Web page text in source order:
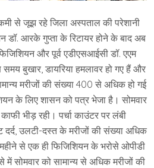
से जूझ रहे जिला अस्पताल की परेशानी
डॉ. आरके गुप्ता के रिटायर होने के बाद अब
और पूर्व एडीएसआईसी डॉ. एएम
बुखार, डायरिया हमलावर हो गए हैं और
मरीजों की संख्या 400 से अधिक हो गई
के लिए शासन को पत्र भेजा है। सोमवार
भीड़ रही। पर्चा काउंटर पर लंबी
दर्द, उलटी-दस्त के मरीजों की संख्या अधिक
से एक ही फिजिशियन के भरोसे ओपीडी
सोमवार को सामान्य से अधिक मरीजों की